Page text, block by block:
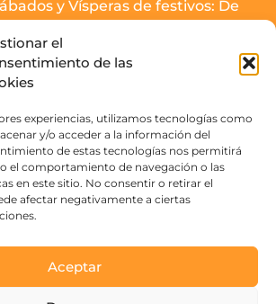
el
de las
experiencias, utilizamos tecnologías como
y/o acceder a la información del
de estas tecnologías nos permitirá
el comportamiento de navegación o las
en este sitio. No consentir o retirar el
afectar negativamente a ciertas
Aceptar
y Vísperas de festivos: De
hrs PM a 2:00 hrs AM.
cocina de los puestos finalizará
hora antes del cierre.
Copas (SOJO Mercado):
De 16:00 hrs PM a 3:00 hrs
AM.
y Vísperas de festivos: De
hrs PM a 4:00 hrs AM.